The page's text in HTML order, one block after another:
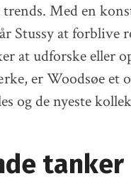
trends. Med en
Stussy at
at udforske eller
er Woodsøe et
og de nyeste
tanker